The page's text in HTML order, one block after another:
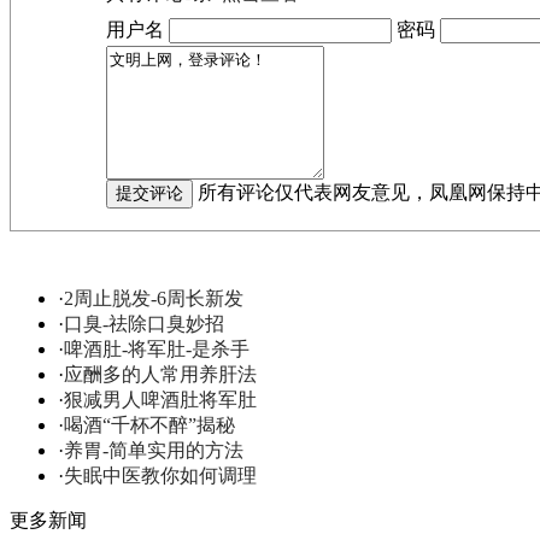
用户名
密码
所有评论仅代表网友意见，凤凰网保持中
·2周止脱发-6周长新发
·口臭-祛除口臭妙招
·啤酒肚-将军肚-是杀手
·应酬多的人常用养肝法
·狠减男人啤酒肚将军肚
·喝酒“千杯不醉”揭秘
·养胃-简单实用的方法
·失眠中医教你如何调理
更多新闻